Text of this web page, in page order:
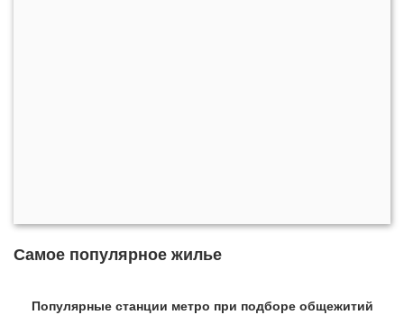
Самое популярное жилье
Популярные станции метро при подборе общежитий